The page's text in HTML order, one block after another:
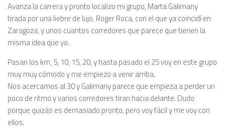
Avanza la carrera y pronto localizo mi grupo, Marta Galimany
tirada por una liebre de lujo, Roger Roca, con el que ya coincidí en
Zaragoza, y unos cuantos corredores que parece que tienen la
misma idea que yo.
Pasan los km, 5, 10, 15, 20, y hasta pasado el 25 voy en este grupo
muy muy cómodo y me empiezo a venir arriba.
Nos acercamos al 30 y Galimany parece que empieza a perder un
poco de ritmo y varios corredores tiran hacia delante. Dudo
porque quizás es demasiado pronto, pero voy fácil y me voy con
ellos.